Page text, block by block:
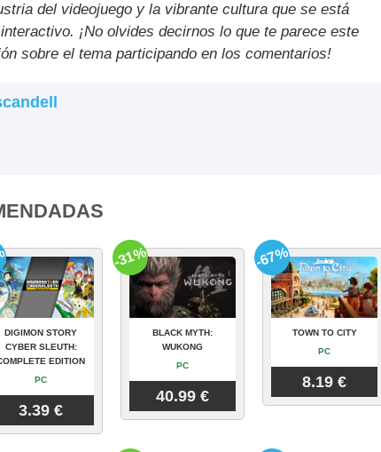
del videojuego y la vibrante cultura que se está
¡No olvides decirnos lo que te parece este
sobre el tema participando en los comentarios!
DIGIMON STORY
CYBER SLEUTH:
EDITION
PC
3.39 €
BLACK MYTH:
WUKONG
PC
40.99 €
-31%
TOWN TO CITY
PC
8.19 €
-67%